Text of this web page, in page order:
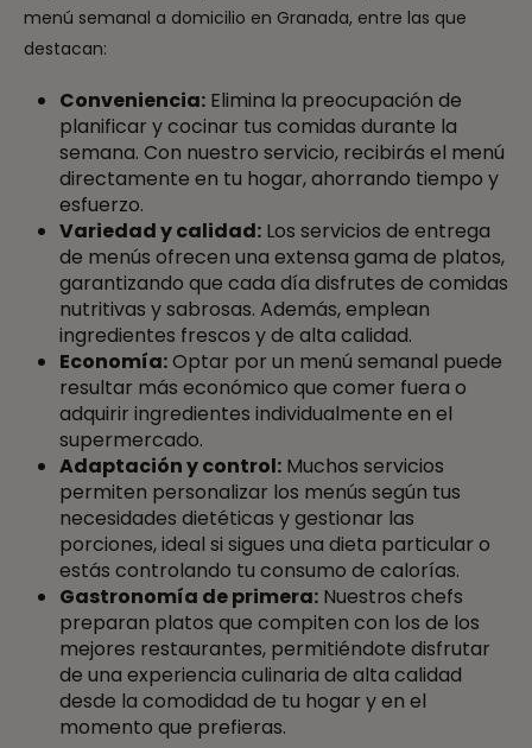
menú semanal a domicilio en Granada, entre las que
destacan:
Conveniencia: Elimina la preocupación de
planificar y cocinar tus comidas durante la
semana. Con nuestro servicio, recibirás el menú
directamente en tu hogar, ahorrando tiempo y
esfuerzo.
Variedad y calidad: Los servicios de entrega
de menús ofrecen una extensa gama de platos,
garantizando que cada día disfrutes de comidas
nutritivas y sabrosas. Además, emplean
ingredientes frescos y de alta calidad.
Economía:Optar por un menú semanal puede
resultar más económico que comer fuera o
adquirir ingredientes individualmente en el
supermercado.
Adaptación y control: Muchos servicios
permiten personalizar los menús según tus
necesidades dietéticas y gestionar las
porciones, ideal si sigues una dieta particular o
estás controlando tu consumo de calorías.
Gastronomía de primera: Nuestros chefs
preparan platos que compiten con los de los
mejores restaurantes, permitiéndote disfrutar
de una experiencia culinaria de alta calidad
desde la comodidad de tu hogar y en el
momento que prefieras.